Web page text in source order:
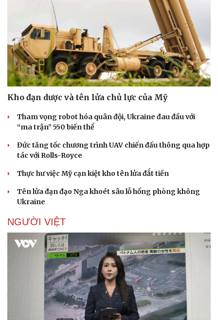
Doanh nghiệp
Thông tin doanh nghiệp
Doanh nghiệp 24h
Doanh nhân
Vì cộng đồng
Công nghệ
Tin Công nghệ
Trải nghiệm
Chuyển đổi số
Kho đạn dược và tên lửa chủ lực của Mỹ
Tham vọng robot hóa quân đội, Ukraine đau đầu với
“ma trận” 550 biến thể
Đức tăng tốc chương trình UAV chiến đấu thông qua hợp
tác với Rolls-Royce
Thực hư việc Mỹ cạn kiệt kho tên lửa đắt tiền
Tên lửa đạn đạo Nga khoét sâu lỗ hổng phòng không
Ukraine
NGƯỜI VIỆT